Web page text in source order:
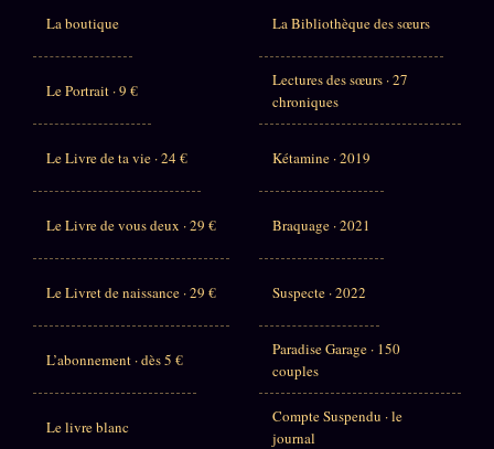
La boutique
Le Portrait · 9 €
Le Livre de ta vie · 24 €
Le Livre de vous deux · 29 €
Le Livret de naissance · 29 €
L’abonnement · dès 5 €
Le livre blanc
La Bibliothèque des sœurs
Lectures des sœurs · 27
chroniques
Kétamine · 2019
Braquage · 2021
Suspecte · 2022
Paradise Garage · 150
couples
Compte Suspendu · le
journal